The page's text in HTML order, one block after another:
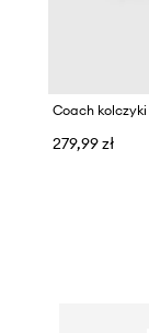
Coach kolczyki
279,99 zł